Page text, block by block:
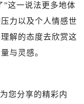
”这一说法更多地体
力以及个人情感世
解的态度去欣赏这
与灵感。
为您分享的精彩内